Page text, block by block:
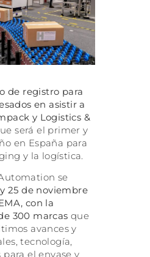
de registro para
en asistir a
y Logistics &
será el primer y
en España para
y la logística.
se
25 de noviembre
con la
300 marcas que
avances y
tecnología,
el envase y